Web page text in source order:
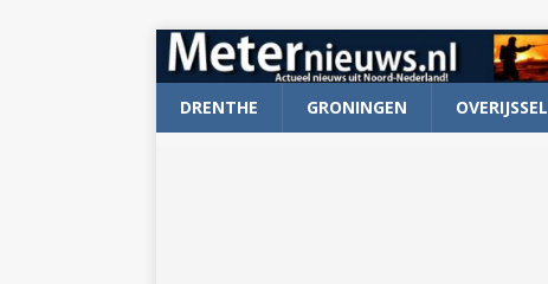
DRENTHE GRONINGEN OVERIJSSEL